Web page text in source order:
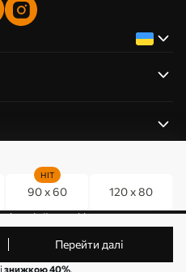
90 x 60
HIT
120 x 80
Перейти далі
знижкою 40%.
на файли cookie
захищені. Власник:
ЄДРПОУ: 31780602.